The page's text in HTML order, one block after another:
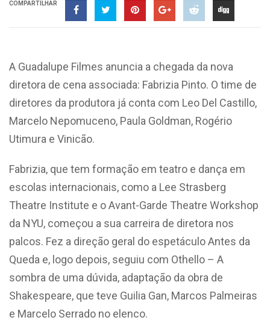
COMPARTILHAR
A Guadalupe Filmes anuncia a chegada da nova
diretora de cena associada: Fabrizia Pinto. O time de
diretores da produtora já conta com Leo Del Castillo,
Marcelo Nepomuceno, Paula Goldman, Rogério
Utimura e Vinicão.
Fabrizia, que tem formação em teatro e dança em
escolas internacionais, como a Lee Strasberg
Theatre Institute e o Avant-Garde Theatre Workshop
da NYU, começou a sua carreira de diretora nos
palcos. Fez a direção geral do espetáculo Antes da
Queda e, logo depois, seguiu com Othello – A
sombra de uma dúvida, adaptação da obra de
Shakespeare, que teve Guilia Gan, Marcos Palmeiras
e Marcelo Serrado no elenco.